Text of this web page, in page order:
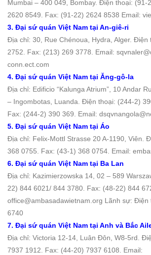
Mumbai – 400 049, Bombay. Ðiện thoại: (91-
2620 8549. Fax: (91-22) 2624 8538 Email:
3. Đại sứ quán Việt Nam tại An-giê-ri
Địa chỉ: 30, Rue Chénoua, Hydra, Alger. Ðiện
2752. Fax: (213) 269 3778. Email:
conn.ect.com
4. Đại sứ quán Việt Nam tại Ăng-gô-la
Địa chỉ: Edificio “Kalunga Atrium”, 10 Andar
– Ingombotas, Luanda. Ðiện thoại: (244-2)
Fax: (244-2) 390 369. Email:
5. Đại sứ quán Việt Nam tại Áo
Địa chỉ: Felix-Mottl Strasse 20 A-1190, Viên.
368 0755. Fax: (43-1) 368 0754. Email:
6. Đại sứ quán Việt Nam tại Ba Lan
Địa chỉ: Kazimierzowska 14, 02 – 589
22) 844 6021/ 844 3780. Fax: (48-22) 844
office@ambasadawietnam.org Lãnh sự:
6740
7. Đại sứ quán Việt Nam tại Anh và Bắc
Địa chỉ: Victoria 12-14, Luân Đôn, W8-5rd.
7937 1912. Fax: (44-20) 7937 6108. Email: